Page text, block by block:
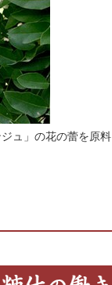
ュ」の花の蕾を原料